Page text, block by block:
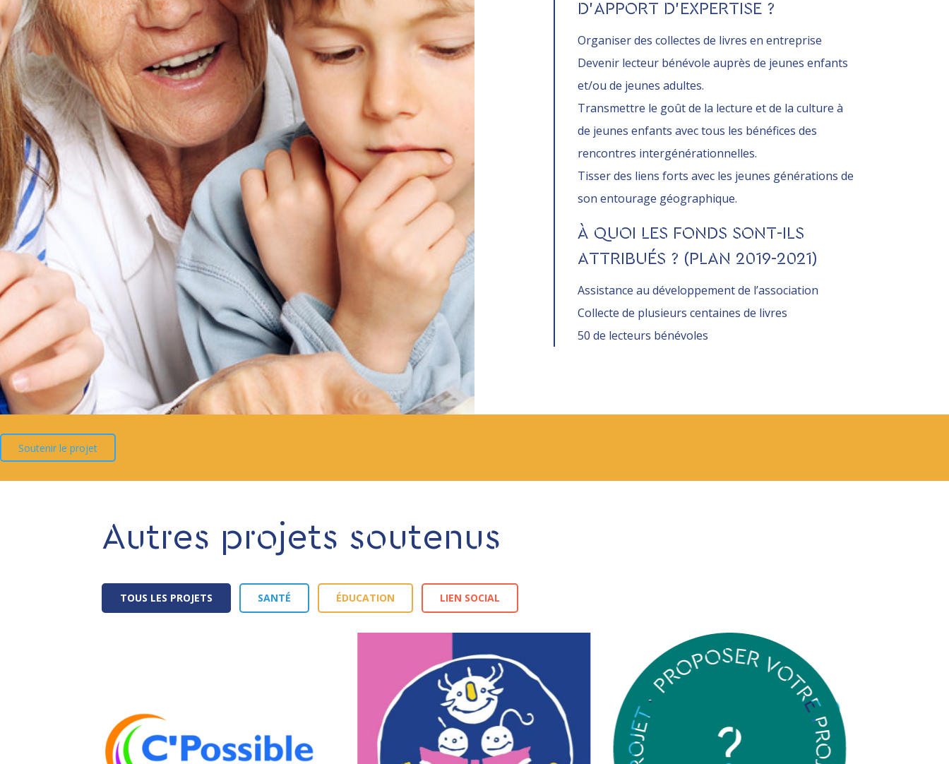
D’APPORT D’EXPERTISE ?
Organiser des collectes de livres en entreprise
Devenir lecteur bénévole auprès de jeunes enfants
et/ou de jeunes adultes.
Transmettre le goût de la lecture et de la culture à
de jeunes enfants avec tous les bénéfices des
rencontres intergénérationnelles.
Tisser des liens forts avec les jeunes générations de
son entourage géographique.
À QUOI LES FONDS SONT-ILS
ATTRIBUÉS ? (PLAN 2019-2021)
Assistance au développement de l’association
Collecte de plusieurs centaines de livres
50 de lecteurs bénévoles
Soutenir le projet
Autres projets soutenus
TOUS LES PROJETS SANTÉ ÉDUCATION LIEN SOCIAL